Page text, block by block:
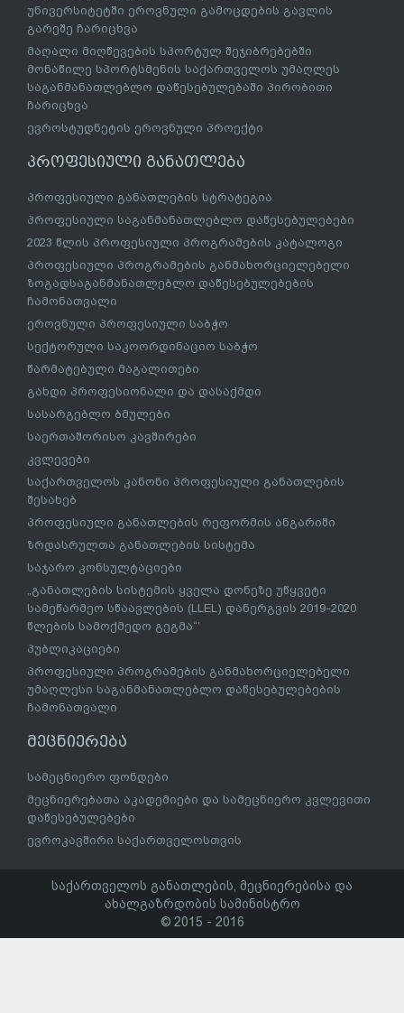
უნივერსიტეტში ეროვნული გამოცდების გავლის
გარეშე ჩარიცხვა
მაღალი მიღწევების სპორტულ შეჯიბრებებში
მონაწილე სპორტსმენის საქართველოს უმაღლეს
საგანმანათლებლო დაწესებულებაში პირობითი
ჩარიცხვა
ევროსტუდნეტის ეროვნული პროექტი
პროფესიული განათლება
პროფესიული განათლების სტრატეგია
პროფესიული საგანმანათლებლო დაწესებულებები
2023 წლის პროფესიული პროგრამების კატალოგი
პროფესიული პროგრამების განმახორციელებელი
ზოგადსაგანმანათლებლო დაწესებულებების
ჩამონათვალი
ეროვნული პროფესიული საბჭო
სექტორული საკოორდინაციო საბჭო
წარმატებული მაგალითები
გახდი პროფესიონალი და დასაქმდი
სასარგებლო ბმულები
საერთაშორისო კავშირები
კვლევები
საქართველოს კანონი პროფესიული განათლების
შესახებ
პროფესიული განათლების რეფორმის ანგარიში
ზრდასრულთა განათლების სისტემა
საჯარო კონსულტაციები
„განათლების სისტემის ყველა დონეზე უწყვეტი
სამეწარმეო სწაავლების (LLEL) დანერგვის 2019-2020
წლების სამოქმედო გეგმა“’
პუბლიკაციები
პროფესიული პროგრამების განმახორციელებელი
უმაღლესი საგანმანათლებლო დაწესებულებების
ჩამონათვალი
მეცნიერება
სამეცნიერო ფონდები
მეცნიერებათა აკადემიები და სამეცნიერო კვლევითი
დაწესებულებები
ევროკავშირი საქართველოსთვის
საქართველოს განათლების, მეცნიერებისა და
ახალგაზრდობის სამინისტრო
© 2015 - 2016